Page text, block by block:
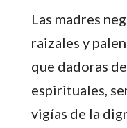
Las madres
raizales y
que dadoras
espirituales,
vigías de la